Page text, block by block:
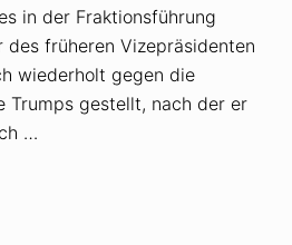
in der Fraktionsführung
des früheren Vizepräsidenten
wiederholt gegen die
Trumps gestellt, nach der er
…